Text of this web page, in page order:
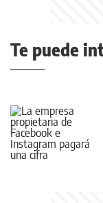
Te puede